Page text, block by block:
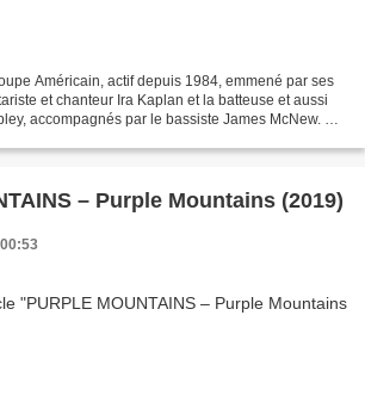
Américain, actif depuis 1984, emmené par ses
et chanteur Ira Kaplan et la batteuse et aussi
accompagnés par le bassiste James McNew. De
– Purple Mountains (2019)